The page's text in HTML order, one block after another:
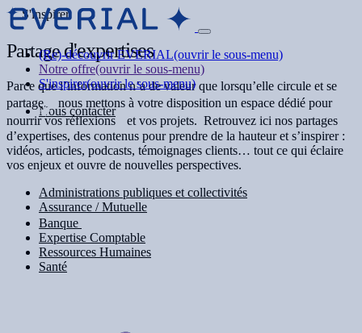
(Re)-découvrir EVERIAL(ouvrir le sous-menu)
Notre offre(ouvrir le sous-menu)
S'inspirer(ouvrir le sous-menu)
Nous contacter
S'inspirer
Partaged'expertises
Parce que l’information n’a de valeur que lorsqu’elle circule et se
partage, nous mettons à votre disposition un espace dédié pour
nourrir vos réflexions et vos projets. Retrouvez ici nos partages
d’expertises, des contenus pour prendre de la hauteur et s’inspirer :
vidéos, articles, podcasts, témoignages clients… tout ce qui éclaire
vos enjeux et ouvre de nouvelles perspectives.
Administrations publiques et collectivités
Assurance / Mutuelle
Banque
Expertise Comptable
Ressources Humaines
Santé